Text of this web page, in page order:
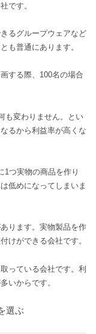
です。
るグループウェアなど
も普通にあります。
する際、100名の場合
も変わりません。とい
るから利益率が高くな
1つ実物の商品を作り
低めになってしまいま
ります。実物製品を作
けができる会社です。
っている会社です。利
いからです。
選ぶ